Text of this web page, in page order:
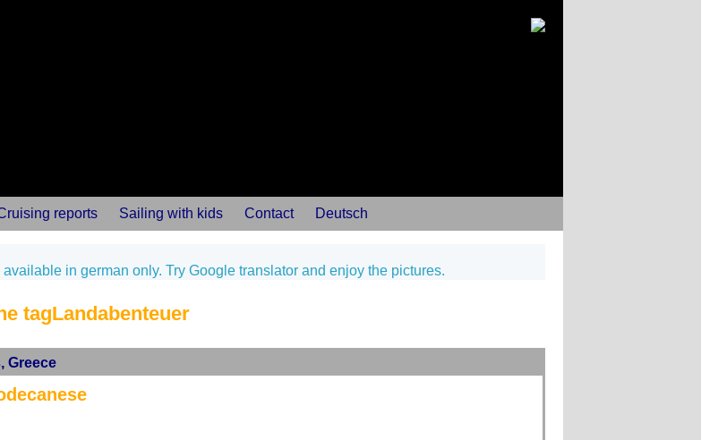
reports Sailing with kids Contact Deutsch
in german only. Try Google translator and enjoy the pictures.
tagLandabenteuer
Greece